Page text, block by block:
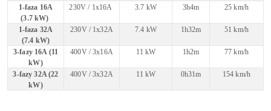
1-faza 16A
(3.7 kW)
230V / 1x16A 3.7 kW 3h4m 25 km/h
1-faza 32A
(7.4 kW)
230V / 1x32A 7.4 kW 1h32m 51 km/h
3-fazy 16A (11
kW)
400V / 3x16A 11 kW 1h2m 77 km/h
3-fazy 32A (22
kW)
400V / 3x32A 11 kW 0h31m 154 km/h